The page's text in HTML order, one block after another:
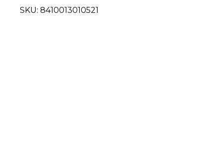
SKU: 8410013010521